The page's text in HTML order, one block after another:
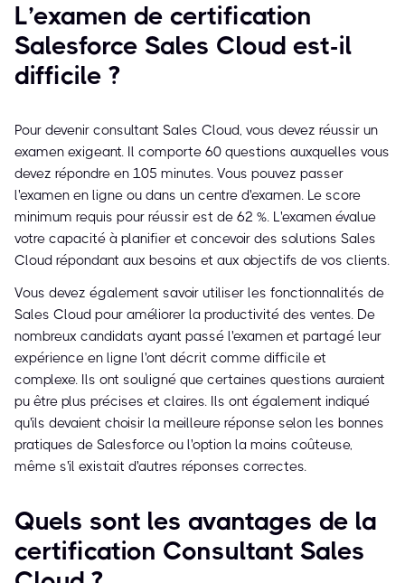
L’examen de certification
Salesforce Sales Cloud est-il
difficile ?
Pour devenir consultant Sales Cloud, vous devez réussir un
examen exigeant. Il comporte 60 questions auxquelles vous
devez répondre en 105 minutes. Vous pouvez passer
l'examen en ligne ou dans un centre d'examen. Le score
minimum requis pour réussir est de 62 %. L'examen évalue
votre capacité à planifier et concevoir des solutions Sales
Cloud répondant aux besoins et aux objectifs de vos clients.
Vous devez également savoir utiliser les fonctionnalités de
Sales Cloud pour améliorer la productivité des ventes. De
nombreux candidats ayant passé l'examen et partagé leur
expérience en ligne l'ont décrit comme difficile et
complexe. Ils ont souligné que certaines questions auraient
pu être plus précises et claires. Ils ont également indiqué
qu'ils devaient choisir la meilleure réponse selon les bonnes
pratiques de Salesforce ou l'option la moins coûteuse,
même s'il existait d'autres réponses correctes.
Quels sont les avantages de la
certification Consultant Sales